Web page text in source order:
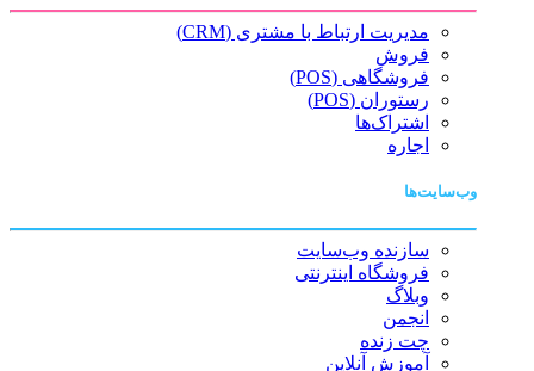
مدیریت ارتباط با مشتری (CRM)
فروش
فروشگاهی (POS)
رستوران (POS)
اشتراک‌ها
اجاره
وب‌سایت‌ها
سازنده وب‌سایت
فروشگاه اینترنتی
وبلاگ
انجمن
چت زنده
آموزش آنلاین